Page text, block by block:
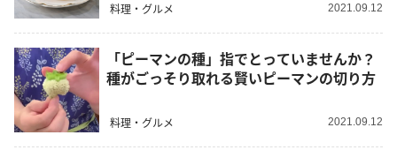
料理・グルメ 2021.09.12
「ピーマンの種」指でとっていませんか？
種がごっそり取れる賢いピーマンの切り方
料理・グルメ 2021.09.12